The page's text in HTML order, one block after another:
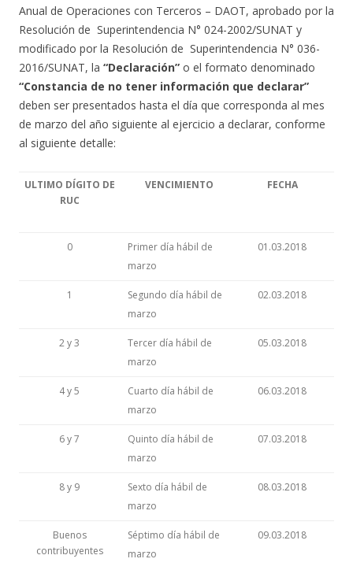
Anual de Operaciones con Terceros – DAOT, aprobado por la
Resolución de Superintendencia N° 024-2002/SUNAT y
modificado por la Resolución de Superintendencia N° 036-
2016/SUNAT, la “Declaración” o el formato denominado
“Constancia de no tener información que declarar”
deben ser presentados hasta el día que corresponda al mes
de marzo del año siguiente al ejercicio a declarar, conforme
al siguiente detalle:
ULTIMO DÍGITO DE
RUC
VENCIMIENTO FECHA
0
Primer día hábil de
marzo
01.03.2018
1
Segundo día hábil de
marzo
02.03.2018
2 y 3
Tercer día hábil de
marzo
05.03.2018
4 y 5
Cuarto día hábil de
marzo
06.03.2018
6 y 7
Quinto día hábil de
marzo
07.03.2018
8 y 9
Sexto día hábil de
marzo
08.03.2018
Buenos
contribuyentes
Séptimo día hábil de
marzo
09.03.2018